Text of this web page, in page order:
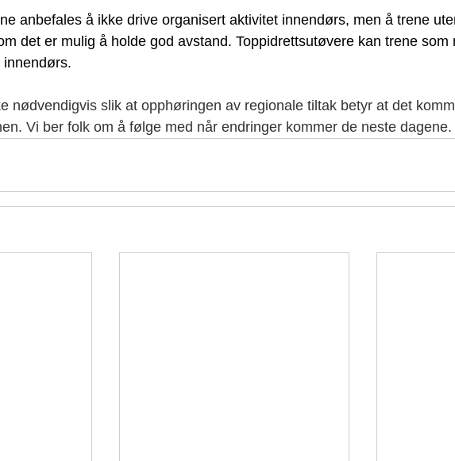
anbefales å ikke drive organisert aktivitet innendørs, men å trene
det er mulig å holde god avstand. Toppidrettsutøvere kan trene som
innendørs.
nødvendigvis slik at opphøringen av regionale tiltak betyr at det
Vi ber folk om å følge med når endringer kommer de neste dagene.